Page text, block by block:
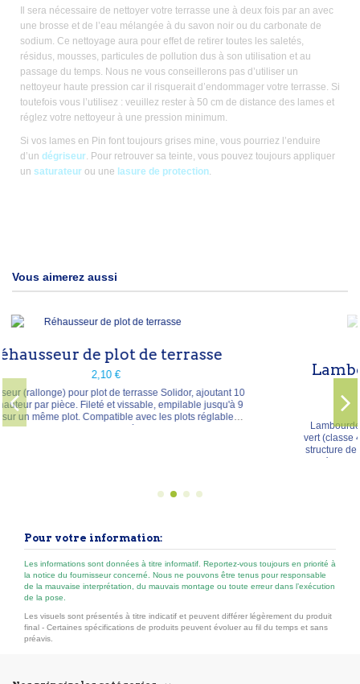
Il sera nécessaire de nettoyer votre terrasse une à deux fois par an avec
une brosse et de l’eau mélangée à du savon noir ou du carbonate de
sodium. Ce nettoyage aura pour effet de retirer toutes les saletés,
résidus, mousses, particules de pollution dus à son utilisation et au
passage du temps. Nous ne vous conseillerons pas d’utiliser un
nettoyeur haute pression car il risquerait d’endommager votre terrasse. Si
toutefois vous l’utilisez : veuillez rester à 50 cm de distance des lames et
réglez votre nettoyeur à une pression minimum.
Si vos lames en Pin font toujours grises mine, vous pourriez l’enduire
d’un dégriseur. Pour retrouver sa teinte, vous pouvez toujours appliquer
un saturateur ou une lasure de protection.
Vous aimerez aussi
10
9
Lambourdes et chevrons en Sapin
autoclavé
À partir de 8,45 €
Lambourdes et chevrons en sapin Rouge du Nord autoclavé
vert (classe 4 / C4), rabotés. Solution économique pour la sous-
structure de terrasses, planchers, charpentes et abris de jardin.
Pour votre information:
Les informations sont données à titre informatif. Reportez-vous toujours en priorité à
la notice du fournisseur concerné. Nous ne pouvons être tenus pour responsable
de la mauvaise interprétation, du mauvais montage ou toute erreur dans l’exécution
de la pose.
Les visuels sont présentés à titre indicatif et peuvent différer légèrement du produit
final - Certaines spécifications de produits peuvent évoluer au fil du temps et sans
préavis.